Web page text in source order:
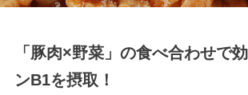
「豚肉×野菜」の食べ合わせで
ンB1を摂取！